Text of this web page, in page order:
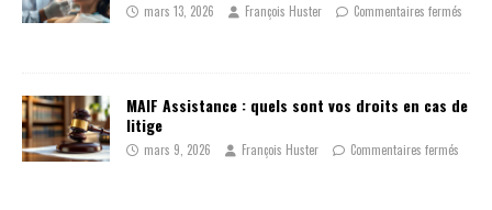
mars 13, 2026 François Huster Commentaires fermés
MAIF Assistance : quels sont vos droits en cas de
litige
mars 9, 2026 François Huster Commentaires fermés